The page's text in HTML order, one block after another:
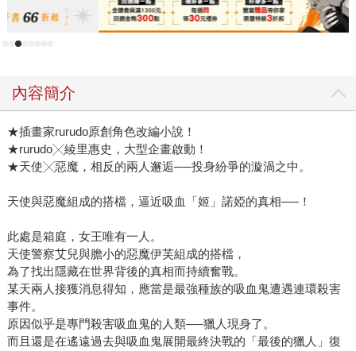
內容簡介
★插畫家rurudo原創角色改編小說！
★rurudo╳綾里惠史，大型企畫啟動！
★天使╳惡魔，相反的兩人邂逅──投身紛爭的漩渦之中。
天使與惡魔組成的搭檔，逼近吸血「姬」諾婭的真相──！
此處是箱庭，女王唯有一人。
天使警察艾兒與膽小的惡魔伊芙組成的搭檔，
為了找出隱藏在世界背後的真相而持續奮戰。
某天兩人接獲消息得知，應當是最強種族的吸血鬼遭遇連環殺害
事件。
原因似乎是專門殺害吸血鬼的人類──獵人現身了。
而且還是在遙遠過去與吸血鬼展開最終決戰的「最後的獵人」復